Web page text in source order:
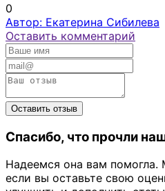
0
Автор: Екатерина Сибилева
Оставить комментарий
Спасибо, что прочли
Надеемся она вам помогла.
если вы оставьте свою